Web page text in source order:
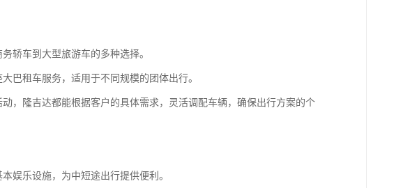
轿车到大型旅游车的多种选择。
巴租车服务，适用于不同规模的团体出行。
，隆吉达都能根据客户的具体需求，灵活调配车辆，确保出行方案的个
娱乐设施，为中短途出行提供便利。